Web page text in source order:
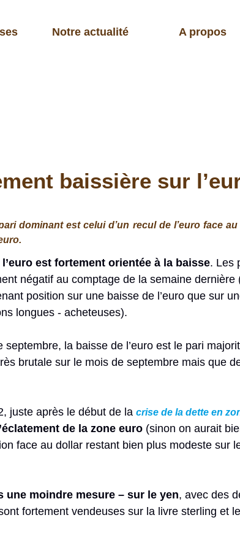
Notre actualité A propos
baissière sur
dominant est celui d’un recul de l’euro face
est fortement orientée à la baisse. Les
négatif au comptage de la semaine
position sur une baisse de l’euro que sur
longues - acheteuses).
septembre, la baisse de l’euro est le pari
brutale sur le mois de septembre mais que
juste après le début de la crise de la dette en
de la zone euro (sinon on aurait
face au dollar restant bien plus modeste sur
une moindre mesure – sur le yen, avec des
fortement vendeuses sur la livre sterling et